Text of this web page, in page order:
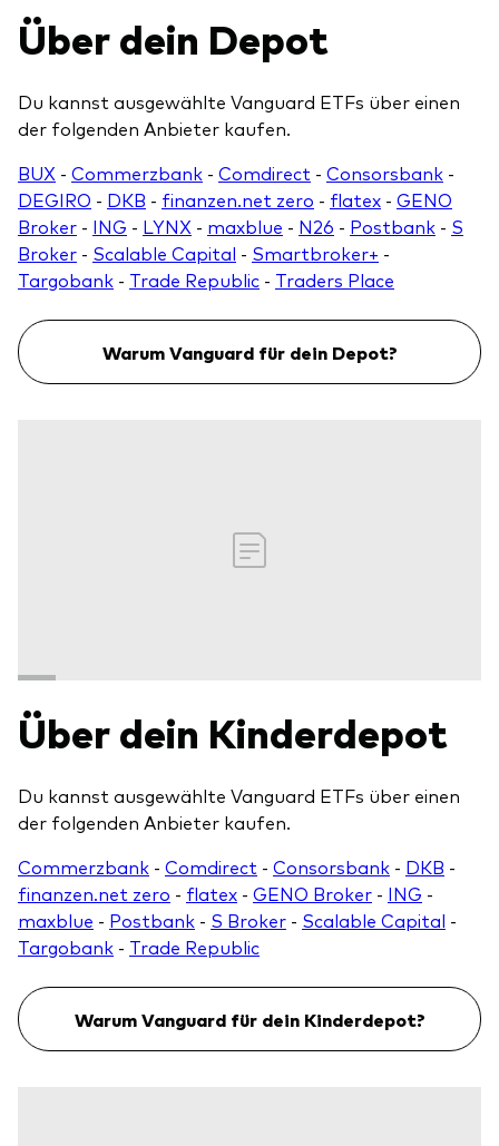
Über dein Depot
Du kannst ausgewählte Vanguard ETFs über einen
der folgenden Anbieter kaufen.
BUX - Commerzbank - Comdirect - Consorsbank -
DEGIRO - DKB - finanzen.net zero - flatex - GENO
Broker - ING - LYNX - maxblue - N26 - Postbank - S
Broker - Scalable Capital - Smartbroker+ -
Targobank - Trade Republic - Traders Place
Warum Vanguard für dein Depot?
Über dein Kinderdepot
Du kannst ausgewählte Vanguard ETFs über einen
der folgenden Anbieter kaufen.
Commerzbank - Comdirect - Consorsbank - DKB -
finanzen.net zero - flatex - GENO Broker - ING -
maxblue - Postbank - S Broker - Scalable Capital -
Targobank - Trade Republic
Warum Vanguard für dein Kinderdepot?